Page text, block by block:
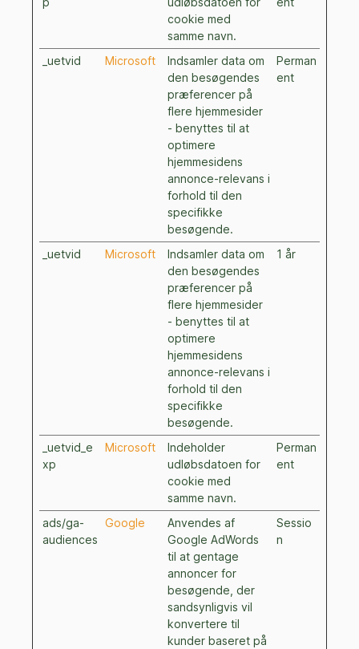
cookie med
samme navn.
_uetvid Microsoft
Indsamler data om
den besøgendes
præferencer på
flere hjemmesider
- benyttes til at
optimere
hjemmesidens
annonce-relevans i
forhold til den
specifikke
besøgende.
Perman
ent
_uetvid Microsoft
Indsamler data om
den besøgendes
præferencer på
flere hjemmesider
- benyttes til at
optimere
hjemmesidens
annonce-relevans i
forhold til den
specifikke
besøgende.
1 år
_uetvid_e
xp
Microsoft
Indeholder
udløbsdatoen for
cookie med
samme navn.
Perman
ent
ads/ga-
audiences
Google
Anvendes af
Google AdWords
til at gentage
annoncer for
besøgende, der
sandsynligvis vil
konvertere til
kunder baseret på
Sessio
n